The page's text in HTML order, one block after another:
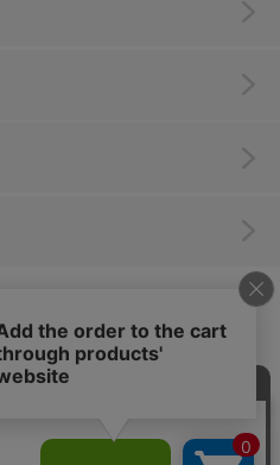
ベーションを。